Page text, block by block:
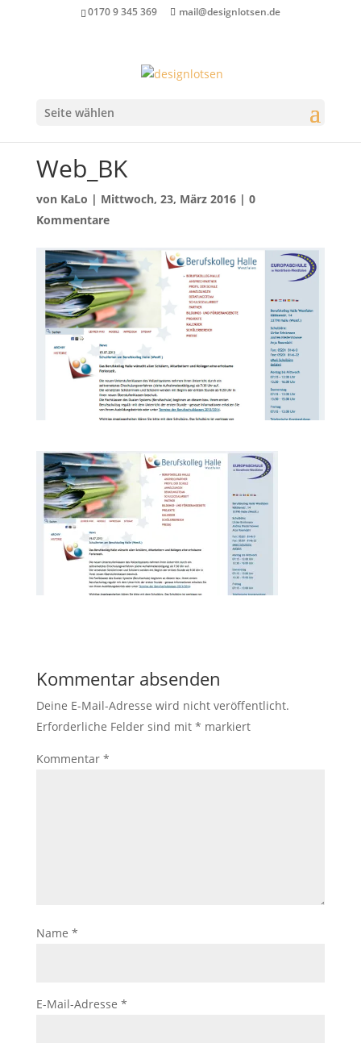
0170 9 345 369 mail@designlotsen.de
Seite wählen
Web_BK
von KaLo | Mittwoch, 23, März 2016| 0
Kommentare
Kommentar absenden
Deine E-Mail-Adresse wird nicht veröffentlicht.
Erforderliche Felder sind mit * markiert
Kommentar *
Name *
E-Mail-Adresse *